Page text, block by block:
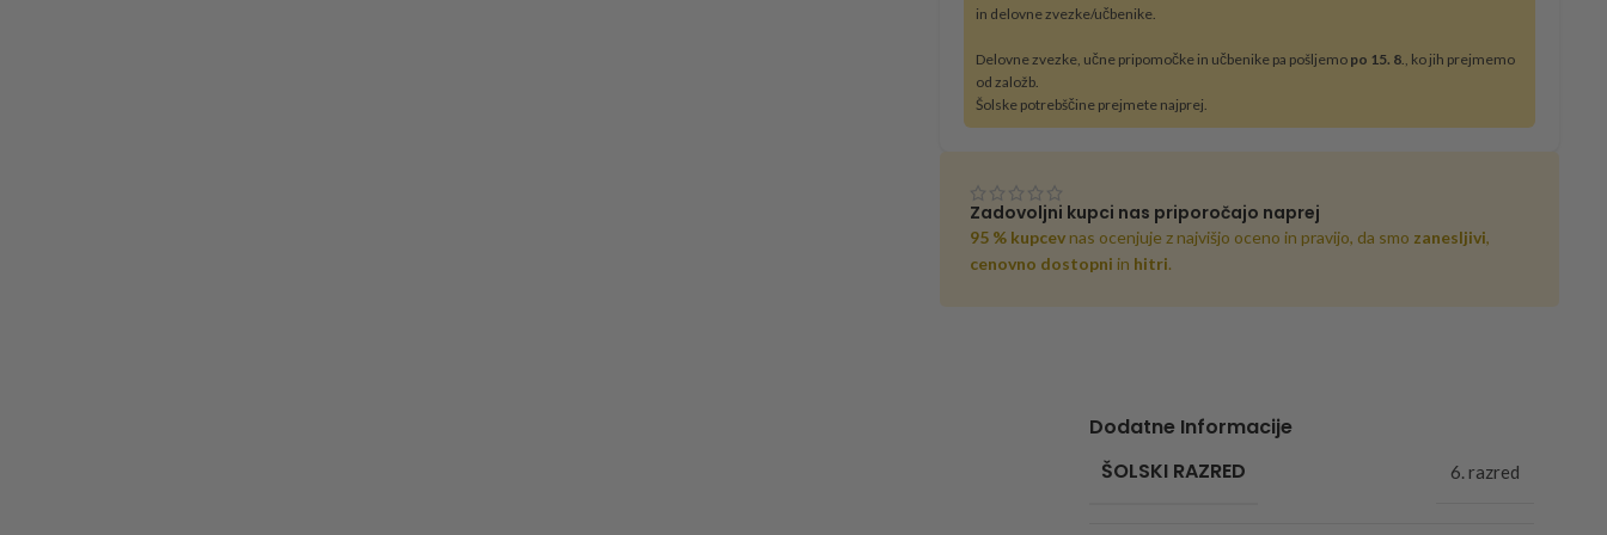
in delovne zvezke/učbenike.
Delovne zvezke, učne pripomočke in učbenike pa pošljemo po 15. 8., ko jih prejmemo
od založb.
Šolske potrebščine prejmete najprej.
Zadovoljni kupci nas priporočajo naprej
95 % kupcev nas ocenjuje z najvišjo oceno in pravijo, da smo zanesljivi,
cenovno dostopni in hitri.
Dodatne Informacije
ŠOLSKI RAZRED
6. razred